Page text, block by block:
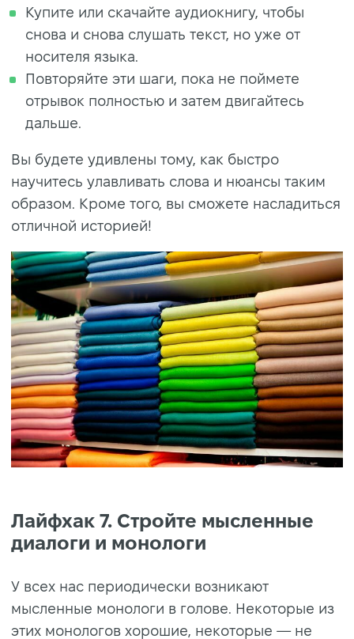
Купите или скачайте аудиокнигу, чтобы
снова и снова слушать текст, но уже от
носителя языка.
Повторяйте эти шаги, пока не поймете
отрывок полностью и затем двигайтесь
дальше.
Вы будете удивлены тому, как быстро
научитесь улавливать слова и нюансы таким
образом. Кроме того, вы сможете насладиться
отличной историей!
Лайфхак 7. Стройте мысленные
диалоги и монологи
У всех нас периодически возникают
мысленные монологи в голове. Некоторые из
этих монологов хорошие, некоторые — не